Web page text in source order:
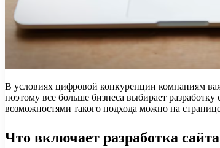
В условиях цифровой конкуренции компаниям
поэтому все больше бизнеса выбирает
возможностями такого подхода можно на
Что включает разработка